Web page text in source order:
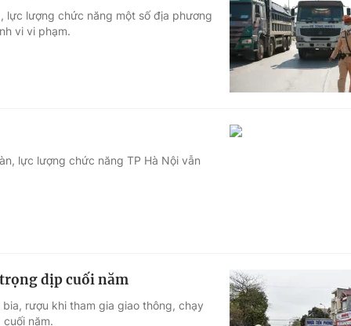
lực lượng chức năng một số địa phương
vi vi phạm.
lực lượng chức năng TP Hà Nội vẫn
dịp cuối năm
rượu khi tham gia giao thông, chạy
năm.